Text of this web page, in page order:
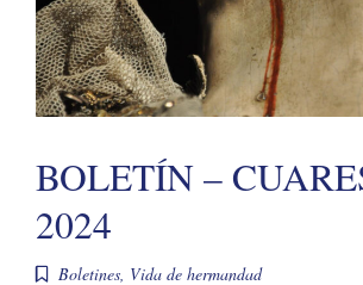
BOLETÍN –
2024
Boletines, Vida de hermandad